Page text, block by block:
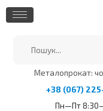
Металопрокат:
+38 (067)
Пн—Пт